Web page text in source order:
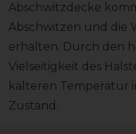
Abschwitzdecke
Abschwitzen und die
erhalten. Durch den
Vielseitigkeit des
kälteren Temperatur
Zustand.